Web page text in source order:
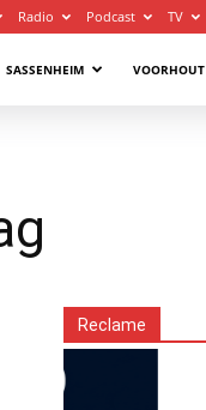
Radio Podcast TV
SASSENHEIM VOORHOUT
Reclame